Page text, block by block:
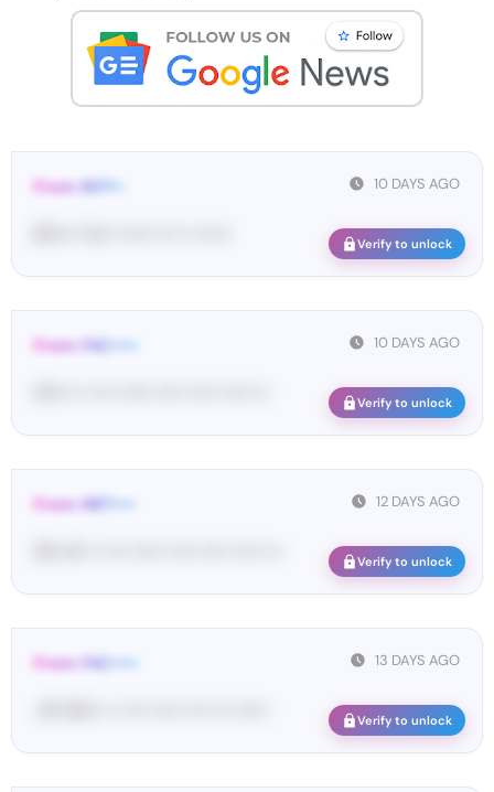
10 DAYS AGO
From: BOT••
Verify to unlock
10 DAYS AGO
From: FAC•••••
Verify to unlock
12 DAYS AGO
From: MET••••
Verify to unlock
13 DAYS AGO
From: FAC•••••
Verify to unlock